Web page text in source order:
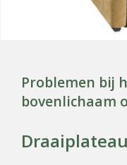
Problemen bij
bovenlichaam
Draaiplateau